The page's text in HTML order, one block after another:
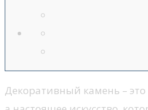
Декоративный камень –